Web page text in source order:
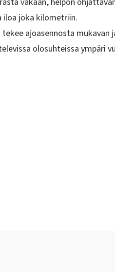
joka kilometriin.
ajoasennosta
olosuhteissa ympäri